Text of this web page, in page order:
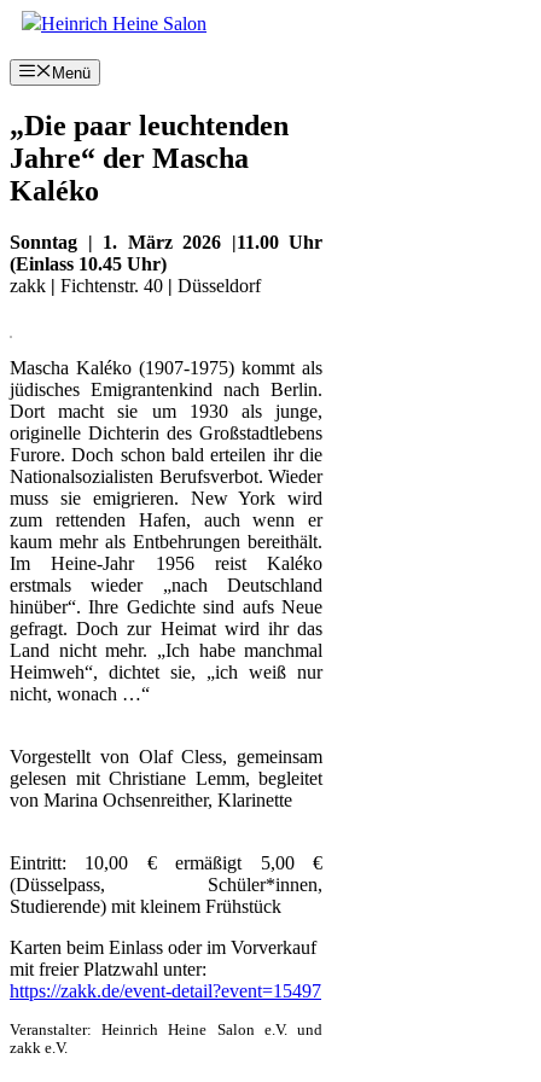
Zum
springen
Menü
„Die paar leuchtenden
Jahre“ der Mascha
Kaléko
Sonntag | 1. März 2026 |11.00 Uhr
(Einlass 10.45 Uhr)
zakk | Fichtenstr. 40 | Düsseldorf
Mascha Kaléko (1907-1975) kommt als
jüdisches Emigrantenkind nach Berlin.
Dort macht sie um 1930 als junge,
originelle Dichterin des Großstadtlebens
Furore. Doch schon bald erteilen ihr die
Nationalsozialisten Berufsverbot. Wieder
muss sie emigrieren. New York wird
zum rettenden Hafen, auch wenn er
kaum mehr als Entbehrungen bereithält.
Im Heine-Jahr 1956 reist Kaléko
erstmals wieder „nach Deutschland
hinüber“. Ihre Gedichte sind aufs Neue
gefragt. Doch zur Heimat wird ihr das
Land nicht mehr. „Ich habe manchmal
Heimweh“, dichtet sie, „ich weiß nur
nicht, wonach …“
Vorgestellt von Olaf Cless, gemeinsam
gelesen mit Christiane Lemm, begleitet
von Marina Ochsenreither, Klarinette
Eintritt: 10,00 € ermäßigt 5,00 €
(Düsselpass, Schüler*innen,
Studierende) mit kleinem Frühstück
Karten beim Einlass oder im Vorverkauf
mit freier Platzwahl unter:
https://zakk.de/event-detail?event=15497
Veranstalter: Heinrich Heine Salon e.V. und
zakk e.V.